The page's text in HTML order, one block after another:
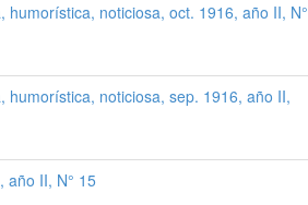
noticiosa, oct. 1916, año II, N°
humorística, noticiosa, sep. 1916, año II,
año II, N° 15